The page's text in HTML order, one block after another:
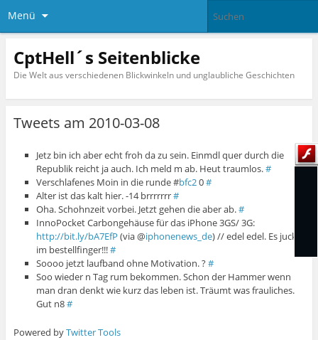
Menü
CptHell´s Seitenblicke
Die Welt aus verschiedenen Blickwinkeln und unglaubliche Geschichten
Tweets am 2010-03-08
Jetz bin ich aber echt froh da zu sein. Einmdl quer durch die
Republik reicht ja auch. Ich meld m ab. Heut traumlos.#
Verschlafenes Moin in die runde #bfc20#
Alter ist das kalt hier. -14 brrrrrrr#
Oha. Schohnzeit vorbei. Jetzt gehen die aber ab.#
InnoPocket Carbongehäuse für das iPhone 3GS/ 3G:
http://bit.ly/bA7EfP (via @iphonenews_de) // edel edel. Es juckt
im bestellfinger!!!#
Soooo jetzt laufband ohne Motivation. ?#
Soo wieder n Tag rum bekommen. Schon der Hammer wenn
man dran denkt wie kurz das leben ist. Träumt was frauliches.
Gut n8#
Powered byTwitter Tools